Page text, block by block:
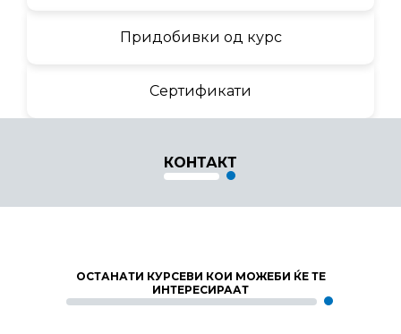
Придобивки од курс
Сертификати
КОНТАКТ
ОСТАНАТИ КУРСЕВИ КОИ МОЖЕБИ ЌЕ ТЕ
ИНТЕРЕСИРААТ